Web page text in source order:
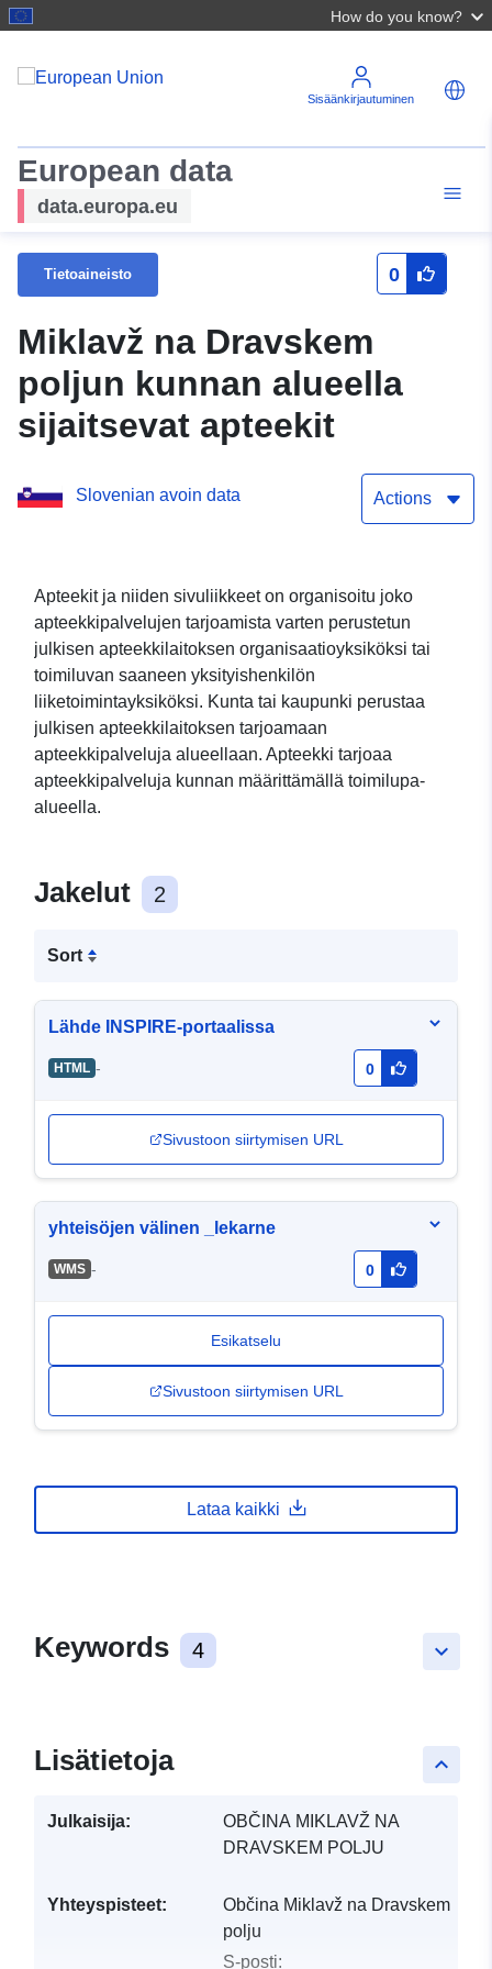
How do you know?
Sisäänkirjautuminen
European data
data.europa.eu
Tietoaineisto 0
Miklavž na Dravskem
poljun kunnan alueella
sijaitsevat apteekit
Slovenian avoin data Actions
Apteekit ja niiden sivuliikkeet on organisoitu joko
apteekkipalvelujen tarjoamista varten perustetun
julkisen apteekkilaitoksen organisaatioyksiköksi tai
toimiluvan saaneen yksityishenkilön
liiketoimintayksiköksi. Kunta tai kaupunki perustaa
julkisen apteekkilaitoksen tarjoamaan
apteekkipalveluja alueellaan. Apteekki tarjoaa
apteekkipalveluja kunnan määrittämällä toimilupa-
alueella.
Jakelut 2
Sort
Lähde INSPIRE-portaalissa
HTML - 0
Sivustoon siirtymisen URL
yhteisöjen välinen _lekarne
WMS - 0
Esikatselu
Sivustoon siirtymisen URL
Lataa kaikki
keyboard_arrow_down
Keywords 4
keyboard_arrow_up
Lisätietoja
Julkaisija:
OBČINA MIKLAVŽ NA
DRAVSKEM POLJU
Yhteyspisteet:
Občina Miklavž na Dravskem
polju
S-posti: